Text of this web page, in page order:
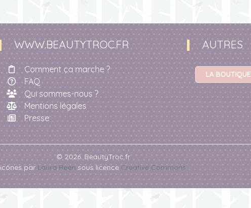
WWW.BEAUTYTROC.FR
Comment ça marche ?
FAQ
Qui sommes-nous ?
Mentions légales
Presse
AUTRES
LA BOUTIQUE
© 2026. BeautyTroc.fr
icônes par Laura Reen sous licence Creative Commons